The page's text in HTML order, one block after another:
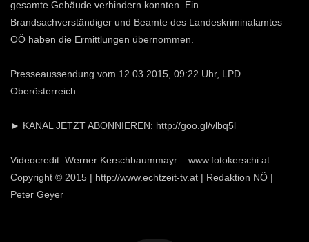
gesamte Gebäude verhindern konnten. Ein
Brandsachverständiger und Beamte des Landeskriminalamtes
OÖ haben die Ermittlungen übernommen.
Presseaussendung vom 12.03.2015, 09:22 Uhr, LPD
Oberösterreich
► KANAL JETZT ABONNIEREN: http://goo.gl/vlbq5l
Videocredit: Werner Kerschbaummayr – www.fotokerschi.at
Copyright © 2015 | http://www.echtzeit-tv.at | Redaktion NÖ |
Peter Geyer